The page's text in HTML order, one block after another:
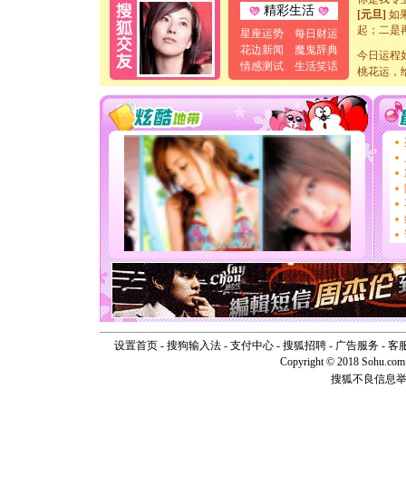
精彩生活
星座运势
每日财运
花边新闻
魔鬼辞典
情感测试
生活笑话
[元旦]如
起；二是
离。水晶
[元旦]当
泣，这痛
卖了。水
[春节]风
颜！冬
道一声平
[春节]
传
片叶子
送你一
[圣诞节]
你太多
要平安
[圣诞节]
能正大
天都要快
[圣诞节]
如意,快
[元旦]看
断电。爱
你是我专
[元旦]如
起；二是
今日运程
桃花运，
设置首页- 搜狗输入法- 支付中心- 搜狐招聘- 广告服务- 客
Copyright © 2018
搜狐不良信息